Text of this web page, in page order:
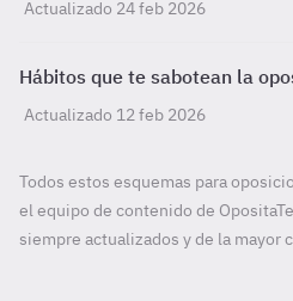
Actualizado 24 feb 2026
Hábitos que te sabotean la
Actualizado 12 feb 2026
Todos estos esquemas para
el equipo de contenido de
siempre actualizados y de la mayor